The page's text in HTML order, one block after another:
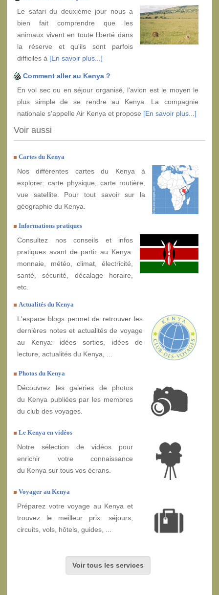
Le safari du deuxième jour nous a
bien fait comprendre que les
animaux vivent en toute liberté dans
la réserve et qu'ils sont parfois
difficiles à [En savoir plus...]
Comment aller au Kenya ?
En vol sec ou en séjour organisé, l'avion est le moyen le
plus simple de se rendre au Kenya. La compagnie
nationale s'appelle Air Kenya et propose [En savoir plus...]
Voir aussi
Cartes du Kenya
Nos différentes cartes du Kenya à
explorer: carte physique, carte routière,
vue satellite. Pour tout savoir sur la
géographie du Kenya.
Informations pratiques
Consultez nos conseils et infos
pratiques avant de partir au Kenya:
monnaie, météo, climat, électricité,
santé, sécurité, décalage horaire,
etc.
Actualités du Kenya
L'espace blogs permet de retrouver les
dernières notes et actualités de voyage
au Kenya: idées sorties, idées de
lecture, actualités du Kenya, ...
Photos du Kenya
Découvrez les galeries de photos
du Kenya publiées par les membres
du club des voyages.
Le Kenya en vidéos
Notre sélection de vidéos pour
enrichir votre connaissance
du Kenya sur tous vos écrans.
Voyager au Kenya
Préparez votre voyage au Kenya et
trouvez le meilleur prix: séjours,
circuits, vols, hôtels, guides, ...
Voir tous les services